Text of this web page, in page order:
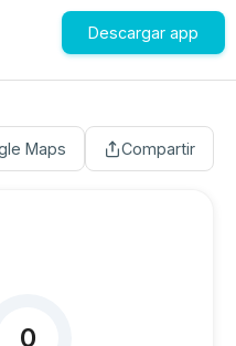
Descargar app
Maps Compartir
0